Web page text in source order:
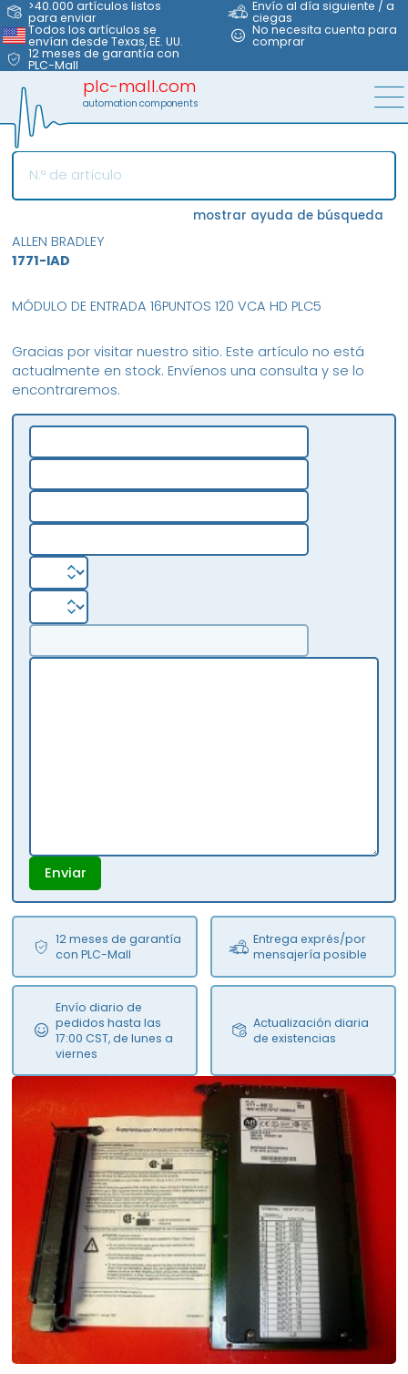
>40.000 artículos listos
para enviar
Envío al día siguiente / a
ciegas
Todos los artículos se
envían desde Texas, EE. UU.
No necesita cuenta para
comprar
12 meses de garantía con
PLC-Mall
plc-mall.com
automation components
mostrar ayuda de búsqueda
ALLEN BRADLEY
1771-IAD
Gracias por visitar nuestro sitio. Este artículo no está
actualmente en stock. Envíenos una consulta y se lo
encontraremos.
Enviar
12 meses de garantía
con PLC-Mall
Entrega exprés/por
mensajería posible
Envío diario de
pedidos hasta las
17:00 CST, de lunes a
viernes
Actualización diaria
de existencias
MÓDULO DE ENTRADA 16PUNTOS 120 VCA HD PLC5